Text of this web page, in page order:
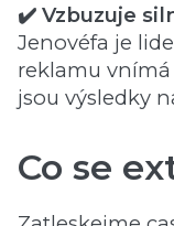
✔️ Vzbuzuje
Jenovéfa je
reklamu
jsou výsledky
Co se